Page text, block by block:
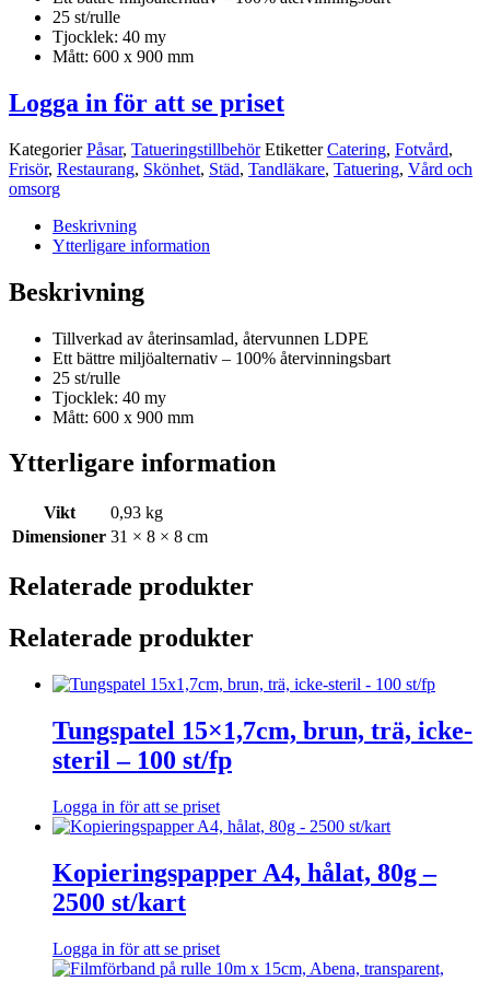
25 st/rulle
Tjocklek: 40 my
Mått: 600 x 900 mm
Logga in för att se priset
Kategorier Påsar, Tatueringstillbehör Etiketter Catering, Fotvård,
Frisör, Restaurang, Skönhet, Städ, Tandläkare, Tatuering, Vård och
omsorg
Beskrivning
Ytterligare information
Beskrivning
Tillverkad av återinsamlad, återvunnen LDPE
Ett bättre miljöalternativ – 100% återvinningsbart
25 st/rulle
Tjocklek: 40 my
Mått: 600 x 900 mm
Ytterligare information
Vikt
0,93 kg
Dimensioner 31 × 8 × 8 cm
Relaterade produkter
Relaterade produkter
Tungspatel 15×1,7cm, brun, trä, icke-
steril – 100 st/fp
Logga in för att se priset
Kopieringspapper A4, hålat, 80g –
2500 st/kart
Logga in för att se priset